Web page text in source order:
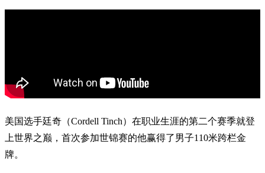
美国选手廷奇（Cordell Tinch）在职业生涯的第二个赛季就登
上世界之巅，首次参加世锦赛的他赢得了男子110米跨栏金
牌。